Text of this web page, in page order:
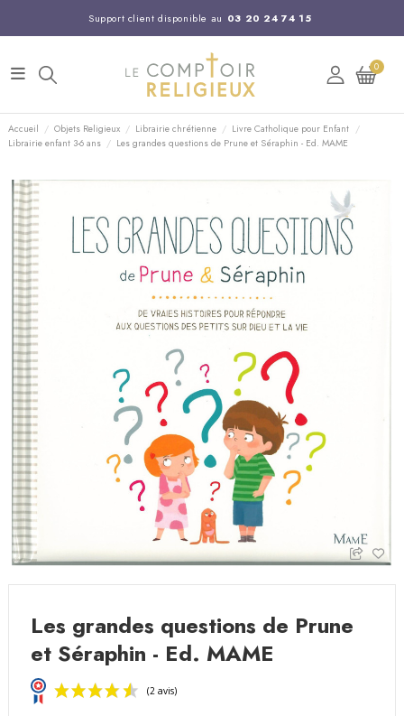
Support client disponible au 03 20 24 74 15
expédition le jour même !
0
Accueil Objets Religieux Librairie chrétienne
Livre Catholique pour Enfant
Librairie enfant 3-6 ans
Les grandes questions de Prune et Séraphin - Ed. MAME
Les grandes questions de Prune
et Séraphin - Ed. MAME